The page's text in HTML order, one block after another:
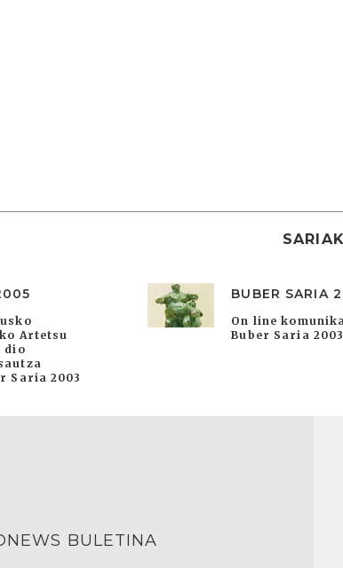
SARIAK
Artetsu
dio
Saria 2003
BUBER SARIA
On line
Buber Saria
BULETINA